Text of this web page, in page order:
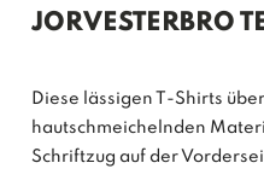
JORVESTERBRO
Diese lässigen T-Shirts
hautschmeichelnden
Schriftzug auf der